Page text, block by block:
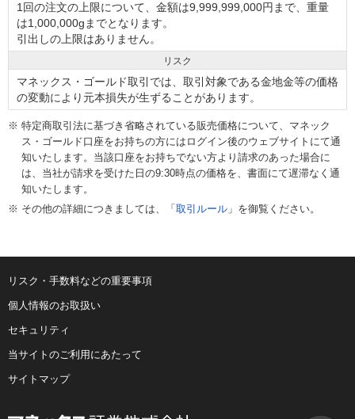
1回の注文の上限について、金額は9,999,999,000円まで、重量
は1,000,000gまでとなります。
引出しの上限はありません。
リスク
マネックス・ゴールド取引では、取引対象である金地金等の価格
の変動により元本損失が生ずることがあります。
特定商取引法に基づき省略されている販売価格について、マネック
ス・ゴールド口座をお持ちの方にはログイン後のウェブサイトにて通
知いたします。当該口座をお持ちでない方より請求のあった場合に
は、当社が請求を受けた日の9:30時点の価格を、書面にて遅滞なく通
知いたします。
その他の詳細につきましては、「 取引ルール」を御覧ください。
リスク・手数料などの重要事項
個人情報のお取扱い
セキュリティ
当サイトのご利用にあたって
サイトマップ